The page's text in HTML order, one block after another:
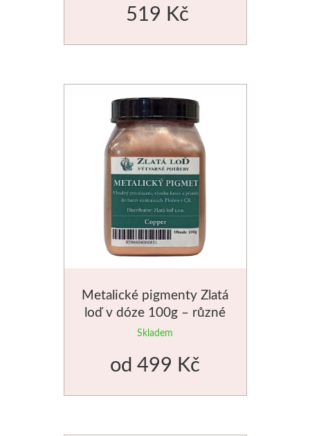
519 Kč
Metalické pigmenty Zlatá
loď v dóze 100g – různé
odstíny
Skladem
od 499 Kč